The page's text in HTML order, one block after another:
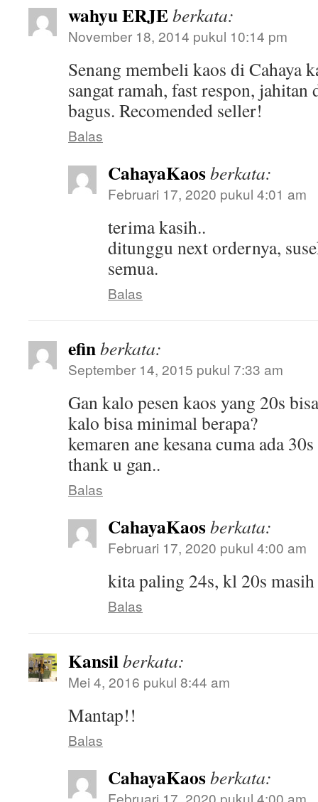
wahyu ERJEberkata:
November 18, 2014 pukul 10:14 pm
Senang membeli kaos di Cahaya
sangat ramah, fast respon, jahitan
bagus. Recomended seller!
Balas
CahayaKaosberkata:
Februari 17, 2020 pukul 4:01 am
terima kasih..
ditunggu next ordernya,
semua.
Balas
efinberkata:
September 14, 2015 pukul 7:33 am
Gan kalo pesen kaos yang 20s
kalo bisa minimal berapa?
kemaren ane kesana cuma ada 30s
thank u gan..
Balas
CahayaKaosberkata:
Februari 17, 2020 pukul 4:00 am
kita paling 24s, kl 20s
Balas
Kansilberkata:
Mei 4, 2016 pukul 8:44 am
Mantap!!
Balas
CahayaKaosberkata:
Februari 17, 2020 pukul 4:00 am